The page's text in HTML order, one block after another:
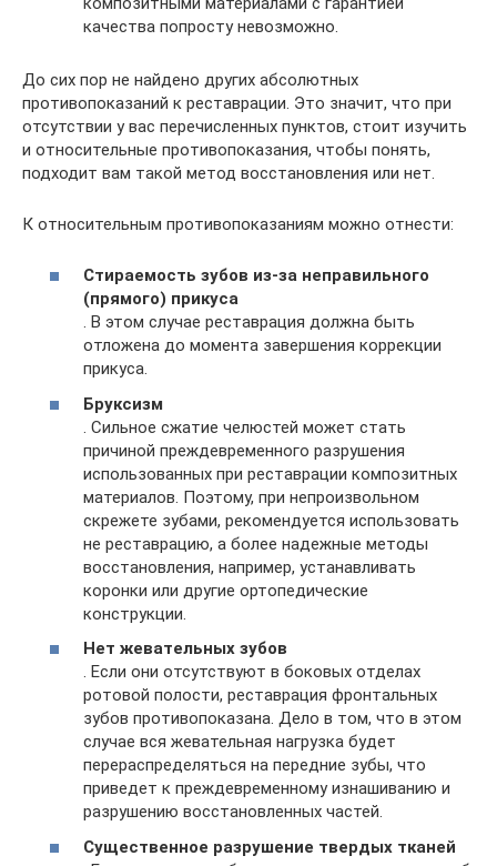
качества попросту невозможно.
До сих пор не найдено других абсолютных
противопоказаний к реставрации. Это значит, что при
отсутствии у вас перечисленных пунктов, стоит изучить
и относительные противопоказания, чтобы понять,
подходит вам такой метод восстановления или нет.
К относительным противопоказаниям можно отнести:
Стираемость зубов из-за неправильного
(прямого) прикуса
. В этом случае реставрация должна быть
отложена до момента завершения коррекции
прикуса.
Бруксизм
. Сильное сжатие челюстей может стать
причиной преждевременного разрушения
использованных при реставрации композитных
материалов. Поэтому, при непроизвольном
скрежете зубами, рекомендуется использовать
не реставрацию, а более надежные методы
восстановления, например, устанавливать
коронки или другие ортопедические
конструкции.
Нет жевательных зубов
. Если они отсутствуют в боковых отделах
ротовой полости, реставрация фронтальных
зубов противопоказана. Дело в том, что в этом
случае вся жевательная нагрузка будет
перераспределяться на передние зубы, что
приведет к преждевременному изнашиванию и
разрушению восстановленных частей.
Существенное разрушение твердых тканей